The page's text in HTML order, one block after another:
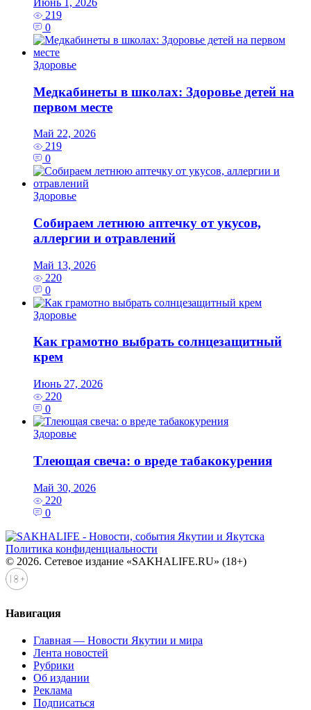
219
0
Здоровье
Медкабинеты в школах: Здоровье детей на
первом месте
Май 22, 2026
219
0
Здоровье
Собираем летнюю аптечку от укусов,
аллергии и отравлений
Май 13, 2026
220
0
Здоровье
Как грамотно выбрать солнцезащитный
крем
Июнь 27, 2026
220
0
Здоровье
Тлеющая свеча: о вреде табакокурения
Май 30, 2026
220
0
Политика конфиденциальности
© 2026. Сетевое издание «SAKHALIFE.RU» (18+)
Навигация
Главная — Новости Якутии и мира
Лента новостей
Рубрики
Об издании
Реклама
Подписаться